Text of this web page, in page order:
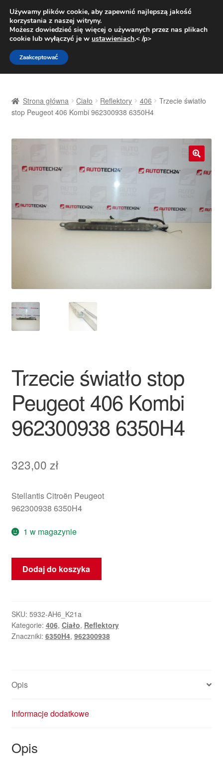
DOSTAWA od 31 zł
Pn.-pt. 9:00-16:00800 003 167
Przejdź
do
nawigacji
Przejdź
do
treści
Dostawa
Skarga
Zamówienia
Zasady i warunki
Strona główna Ciało Reflektory 406
Trzecie światło
stop Peugeot 406 Kombi 962300938 6350H4
🔍
Trzecie światło stop
Peugeot 406 Kombi
962300938 6350H4
323,00 zł
Stellantis Citroën Peugeot
962300938 6350H4
1 w magazynie
ilość
Trzecie
Peugeot
406
Kombi
Dodaj do koszyka
SKU: 5932-AH6_K21a
Kategorie: 406, Ciało, Reflektory
Znaczniki: 6350H4, 962300938
Opis
Informacje dodatkowe
Opis
Używamy plików cookie, aby zapewnić najlepszą jakość
korzystania z naszej witryny.
Możesz dowiedzieć się więcej o używanych przez nas plikach
cookie lub wyłączyć je w ustawieniach.< /p>
Zaakceptować